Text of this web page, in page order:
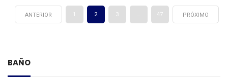
BAÑO
ANTERIOR 1 2 3 47 PRÓXIMO